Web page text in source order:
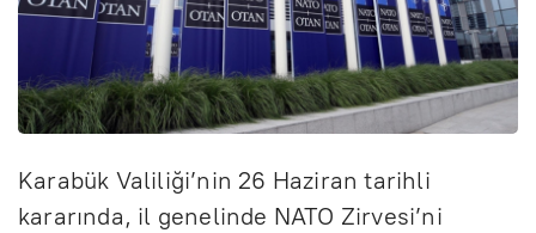
Karabük Valiliği’nin 26 Haziran tarihli
kararında, il genelinde NATO Zirvesi’ni